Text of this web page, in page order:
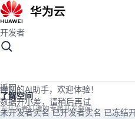
开发者空间
开发者空间
了解空间
为开发者打造的专属开发空间
开发者
返回
未开发者实名 已开发者实名 已冻结
懂您的AI助手，欢迎体验！
数据开小差，请稍后再试